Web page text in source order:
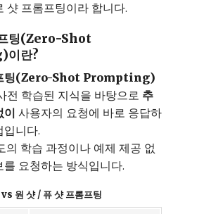
샷 프롬프팅이라 합니다.
팅(Zero-Shot
란?
팅(Zero-Shot Prompting)
전 학습된 지식을 바탕으로 추
이 사용자의 요청에 바로 응답하
입니다.
의 학습 과정이나 예제 제공 없
를 요청하는 방식입니다.
원 샷 / 퓨 샷 프롬프팅